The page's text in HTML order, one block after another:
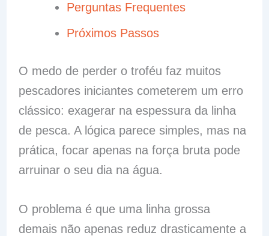
Perguntas Frequentes
Próximos Passos
O medo de perder o troféu faz muitos
pescadores iniciantes cometerem um erro
clássico: exagerar na espessura da linha
de pesca. A lógica parece simples, mas na
prática, focar apenas na força bruta pode
arruinar o seu dia na água.
O problema é que uma linha grossa
demais não apenas reduz drasticamente a